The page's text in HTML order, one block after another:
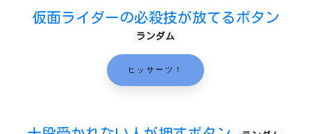
仮面ライダーの必殺技が放てるボタン
ランダム
ヒッサーツ！